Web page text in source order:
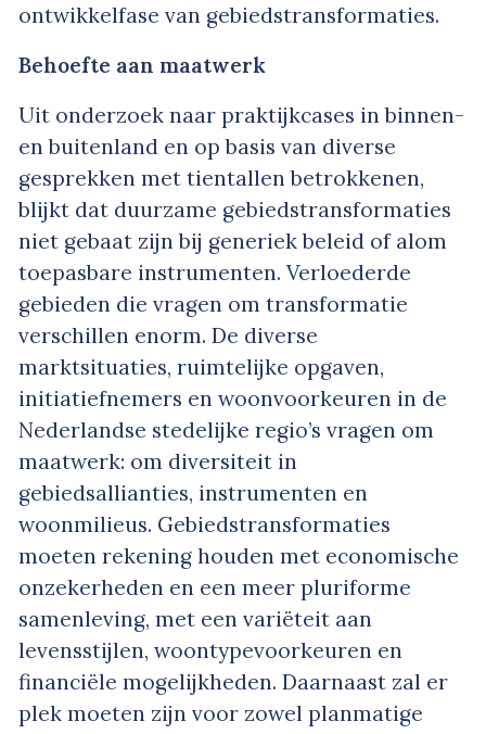
ontwikkelfase van gebiedstransformaties.
Behoefte aan maatwerk
Uit onderzoek naar praktijkcases in binnen-
en buitenland en op basis van diverse
gesprekken met tientallen betrokkenen,
blijkt dat duurzame gebiedstransformaties
niet gebaat zijn bij generiek beleid of alom
toepasbare instrumenten. Verloederde
gebieden die vragen om transformatie
verschillen enorm. De diverse
marktsituaties, ruimtelijke opgaven,
initiatiefnemers en woonvoorkeuren in de
Nederlandse stedelijke regio’s vragen om
maatwerk: om diversiteit in
gebiedsallianties, instrumenten en
woonmilieus. Gebiedstransformaties
moeten rekening houden met economische
onzekerheden en een meer pluriforme
samenleving, met een variëteit aan
levensstijlen, woontypevoorkeuren en
financiële mogelijkheden. Daarnaast zal er
plek moeten zijn voor zowel planmatige